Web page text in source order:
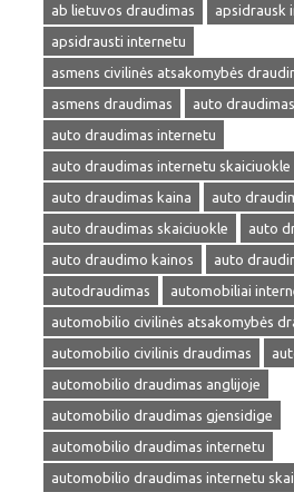
ab lietuvos draudimas
apsidrausk
apsidrausti internetu
asmens civilinės atsakomybės
asmens draudimas
auto draudimas
auto draudimas internetu
auto draudimas internetu skaiciuokle
auto draudimas kaina
auto
auto draudimas skaiciuokle
auto
auto draudimo kainos
auto
autodraudimas
automobiliai
automobilio civilinės atsakomybės
automobilio civilinis draudimas
automobilio draudimas anglijoje
automobilio draudimas gjensidige
automobilio draudimas internetu
automobilio draudimas internetu